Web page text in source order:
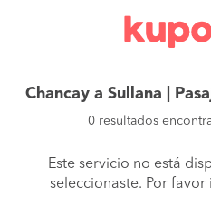
Chancay a Sullana |
0 resultados
Este servicio no está
seleccionaste. Por